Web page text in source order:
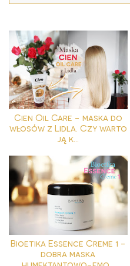
Cien Oil Care - maska do
włosów z Lidla. Czy warto
ją k...
Bioetika Essence Creme 1 -
dobra maska